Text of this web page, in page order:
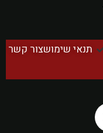
תנאי שימושצור קשר